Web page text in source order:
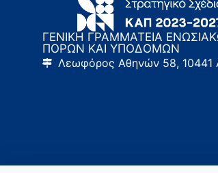
ΓΕΝΙΚΗ ΓΡΑΜΜΑΤΕΙΑ
ΠΟΡΩΝ ΚΑΙ ΥΠΟΔΟΜΩΝ
Λεωφόρος Αθηνών 58, 10441